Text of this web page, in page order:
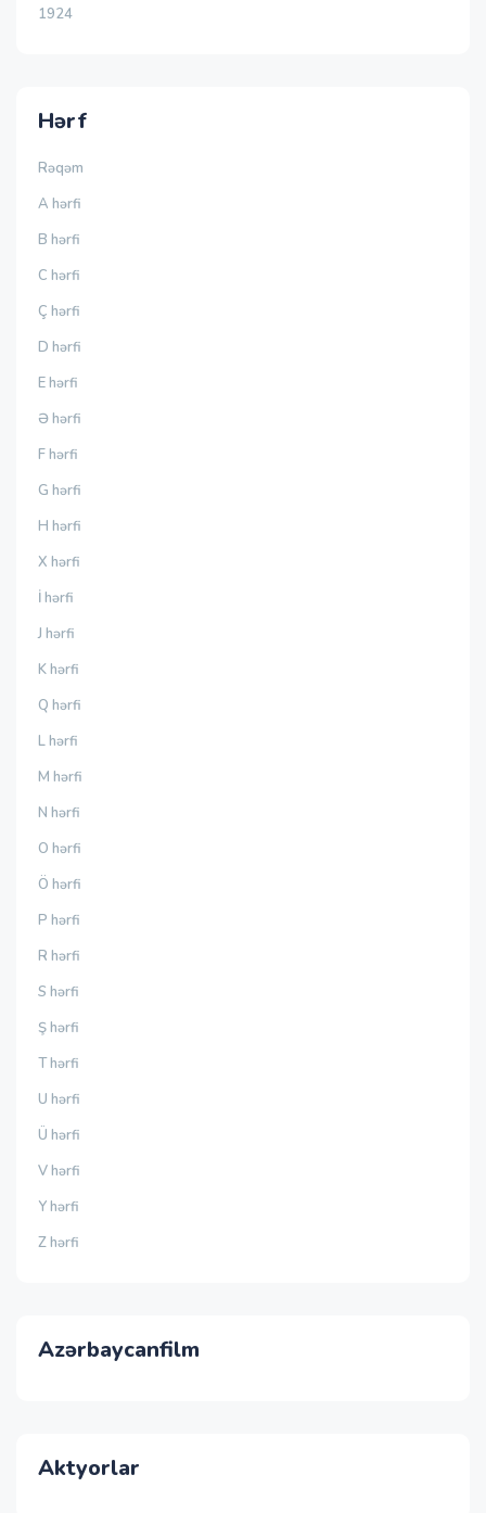
1924
Hərf
Rəqəm
A hərfi
B hərfi
C hərfi
Ç hərfi
D hərfi
E hərfi
Ə hərfi
F hərfi
G hərfi
H hərfi
X hərfi
İ hərfi
J hərfi
K hərfi
Q hərfi
L hərfi
M hərfi
N hərfi
O hərfi
Ö hərfi
P hərfi
R hərfi
S hərfi
Ş hərfi
T hərfi
U hərfi
Ü hərfi
V hərfi
Y hərfi
Z hərfi
Azərbaycanfilm
Aktyorlar